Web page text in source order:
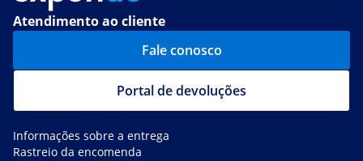
Atendimento ao cliente
Fale conosco
Portal de devoluções
Informações sobre a entrega
Rastreio da encomenda